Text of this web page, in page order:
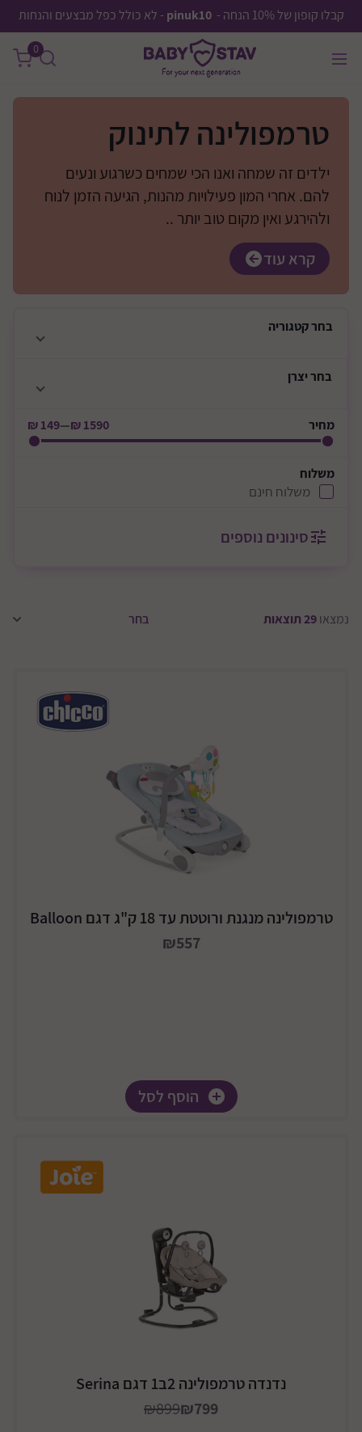
קבלו קופון של 10% הנחה - pinuk10 - לא כולל כפל מבצעים והנחות
0
טרמפולינה לתינוק
ילדים זה שמחה ואנו הכי שמחים כשרגוע ונעים
להם. אחרי המון פעילויות מהנות, הגיעה הזמן לנוח
ולהירגע ואין מקום טוב יותר ..
קרא עוד
בחרקטגוריה
בחריצרן
מחיר 1590 ₪
—
149 ₪
משלוח
משלוח חינם
סינונים נוספים
נמצאו29תוצאות
טרמפולינה מנגנת ורוטטת עד 18 ק"ג דגם Balloon
₪557
הוסף לסל
נדנדה טרמפולינה 2ב1 דגם Serina
₪799
₪899